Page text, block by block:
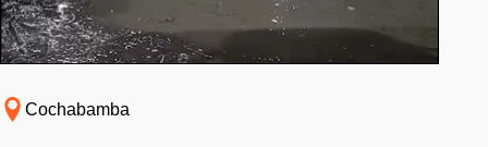
Cochabamba